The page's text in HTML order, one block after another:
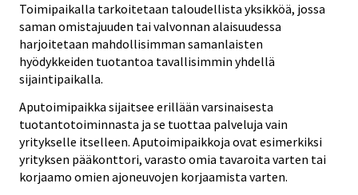
Toimipaikalla tarkoitetaan taloudellista yksikköä, jossa
saman omistajuuden tai valvonnan alaisuudessa
harjoitetaan mahdollisimman samanlaisten
hyödykkeiden tuotantoa tavallisimmin yhdellä
sijaintipaikalla.
Aputoimipaikka sijaitsee erillään varsinaisesta
tuotantotoiminnasta ja se tuottaa palveluja vain
yritykselle itselleen. Aputoimipaikkoja ovat esimerkiksi
yrityksen pääkonttori, varasto omia tavaroita varten tai
korjaamo omien ajoneuvojen korjaamista varten.